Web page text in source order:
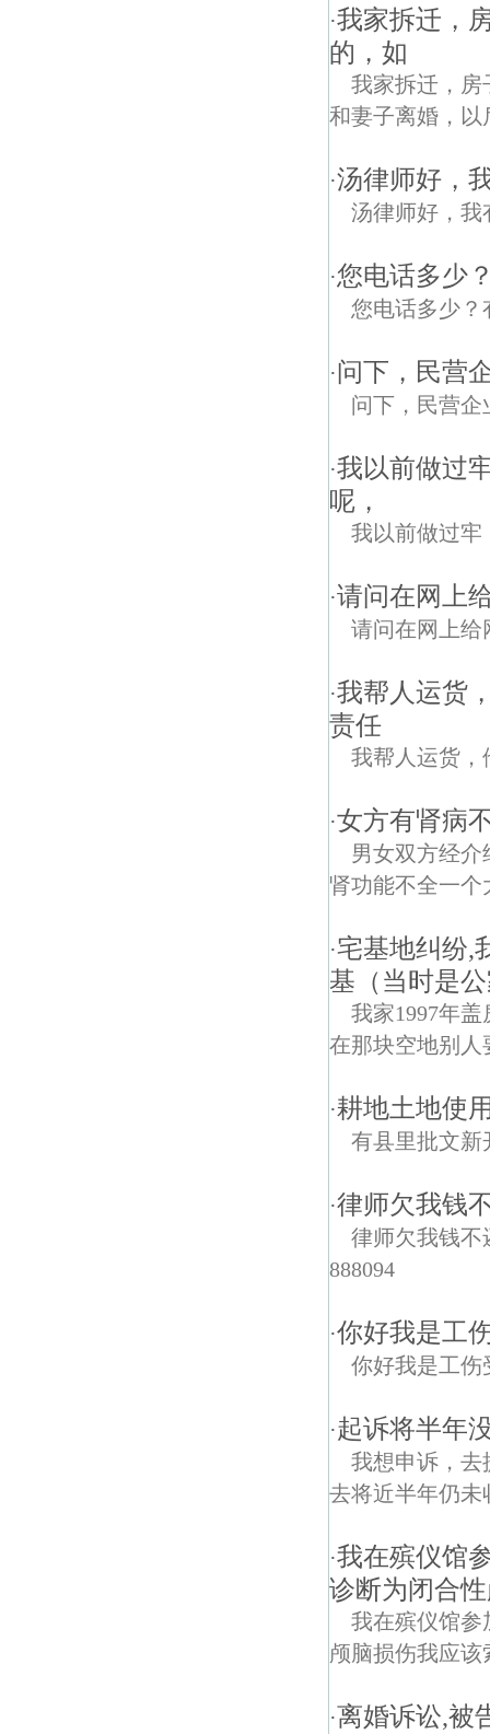
·我家拆迁，
的，如
我家拆迁，房
和妻子离婚，以
·汤律师好，
汤律师好，我
·您电话多少
您电话多少？
·问下，民营
问下，民营企
·我以前做过
呢，
我以前做过牢
·请问在网上
请问在网上给
·我帮人运货
责任
我帮人运货，
·女方有肾病
男女双方经
肾功能不全一
·宅基地纠纷,
基（当时是
我家1997年
在那块空地别人
·耕地土地使
有县里批文新
·律师欠我钱
律师欠我钱不
888094
·你好我是工
你好我是工伤
·起诉将半年
我想申诉，去
去将近半年仍未
·我在殡仪馆
诊断为闭合
我在殡仪馆参
颅脑损伤我应
·离婚诉讼,被